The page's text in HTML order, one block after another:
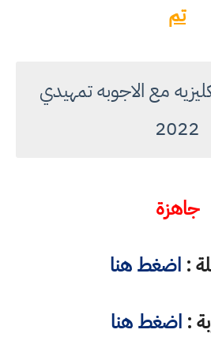
تم
مع الاجوبه تمهيدي
2022
جاهزة
: اضغط هنا
:اضغط هنا